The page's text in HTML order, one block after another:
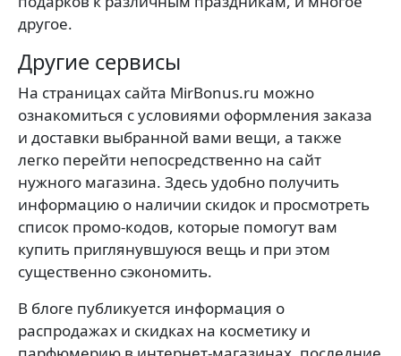
другое.
Другие сервисы
На страницах сайта MirBonus.ru можно
ознакомиться с условиями оформления заказа
и доставки выбранной вами вещи, а также
легко перейти непосредственно на сайт
нужного магазина. Здесь удобно получить
информацию о наличии скидок и просмотреть
список промо-кодов, которые помогут вам
купить приглянувшуюся вещь и при этом
существенно сэкономить.
В блоге публикуется информация о
распродажах и скидках на косметику и